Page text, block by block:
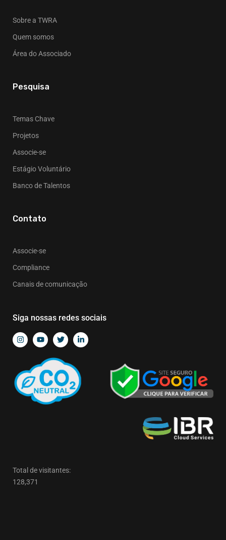
Sobre a TWRA
Quem somos
Área do Associado
Pesquisa
Temas Chave
Projetos
Associe-se
Estágio Voluntário
Banco de Talentos
Contato
Associe-se
Compliance
Canais de comunicação
Siga nossas redes sociais
Total de visitantes:
128,371